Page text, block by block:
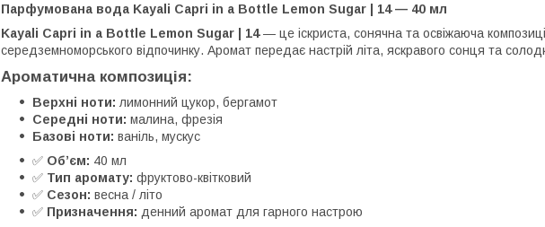
Парфумована вода Kayali Capri in a Bottle Lemon Sugar | 14 — 40 мл
Kayali Capri in a Bottle Lemon Sugar | 14— це іскриста, сонячна та освіжаюча
середземноморського відпочинку. Аромат передає настрій літа, яскравого сонця та
Ароматична композиція:
Верхні ноти: лимонний цукор, бергамот
Середні ноти: малина, фрезія
Базові ноти: ваніль, мускус
✅ Обʼєм: 40 мл
✅ Тип аромату: фруктово-квітковий
✅ Сезон: весна / літо
✅ Призначення: денний аромат для гарного настрою